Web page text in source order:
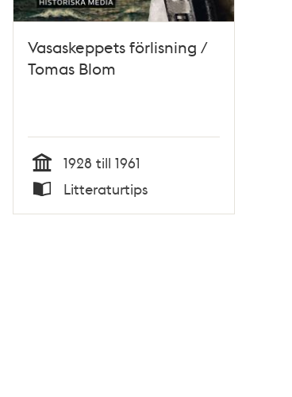
Vasaskeppets förlisning /
Tomas Blom
Tid
1928 till 1961
Litteraturtips